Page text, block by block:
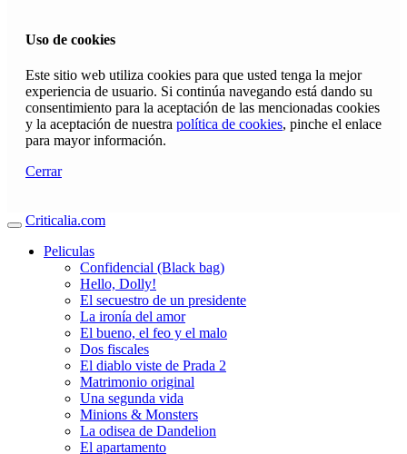
Uso de cookies
Este sitio web utiliza cookies para que usted tenga la mejor
experiencia de usuario. Si continúa navegando está dando su
consentimiento para la aceptación de las mencionadas cookies
y la aceptación de nuestra política de cookies, pinche el enlace
para mayor información.
Cerrar
Criticalia.com
Peliculas
Confidencial (Black bag)
Hello, Dolly!
El secuestro de un presidente
La ironía del amor
El bueno, el feo y el malo
Dos fiscales
El diablo viste de Prada 2
Matrimonio original
Una segunda vida
Minions & Monsters
La odisea de Dandelion
El apartamento